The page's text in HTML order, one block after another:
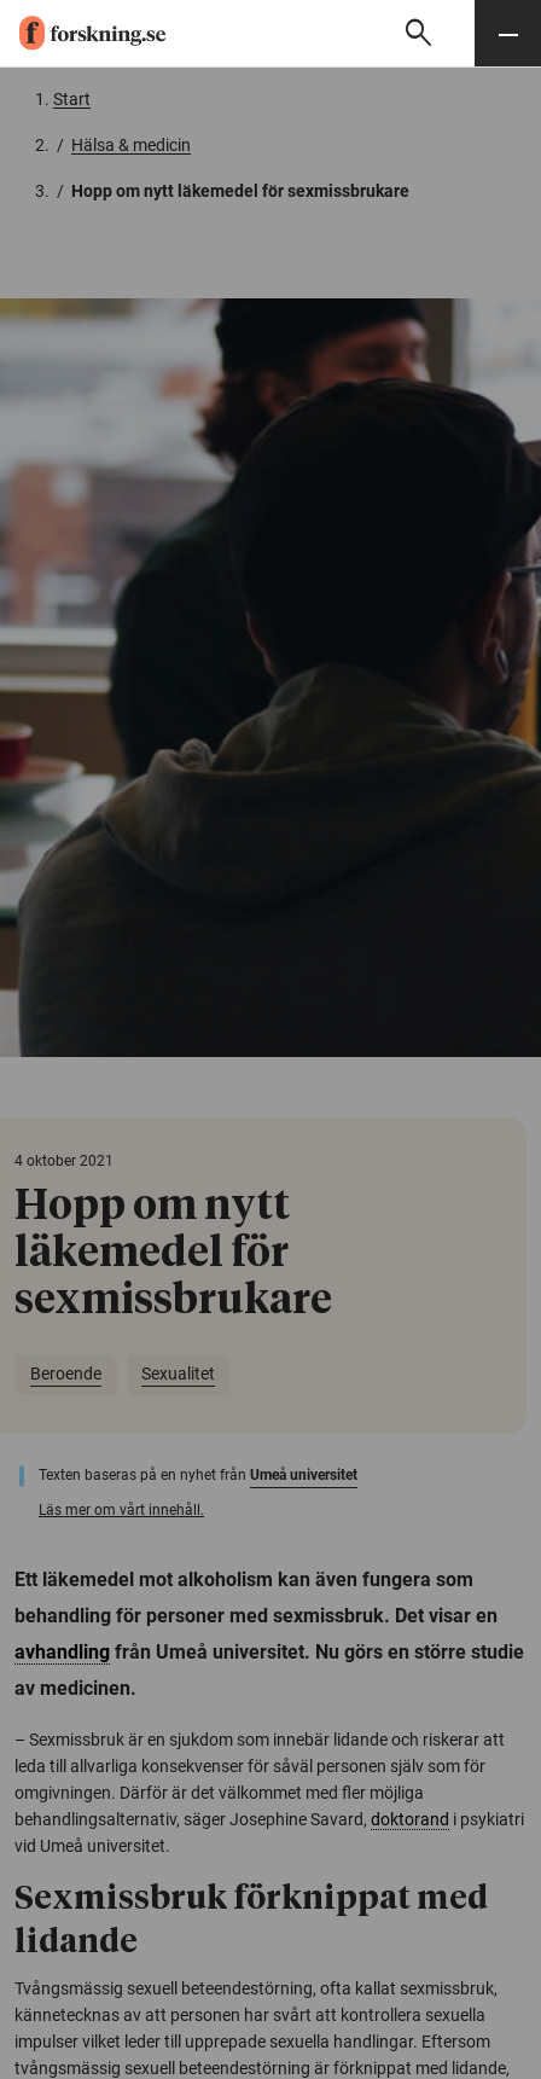
Söksearch Meny
Start
/ Hälsa & medicin
/ Hopp om nytt läkemedel för sexmissbrukare
4 oktober 2021
Hopp om nytt
läkemedel för
sexmissbrukare
Beroende Sexualitet
Texten baseras på en nyhet från Umeå universitet
Läs mer om vårt innehåll.
Ett läkemedel mot alkoholism kan även fungera som
behandling för personer med sexmissbruk. Det visar en
avhandling från Umeå universitet. Nu görs en större studie
av medicinen.
– Sexmissbruk är en sjukdom som innebär lidande och riskerar att
leda till allvarliga konsekvenser för såväl personen själv som för
omgivningen. Därför är det välkommet med fler möjliga
behandlingsalternativ, säger Josephine Savard, doktorand i psykiatri
vid Umeå universitet.
Sexmissbruk förknippat med
lidande
Tvångsmässig sexuell beteendestörning, ofta kallat sexmissbruk,
kännetecknas av att personen har svårt att kontrollera sexuella
impulser vilket leder till upprepade sexuella handlingar. Eftersom
tvångsmässig sexuell beteendestörning är förknippat med lidande,